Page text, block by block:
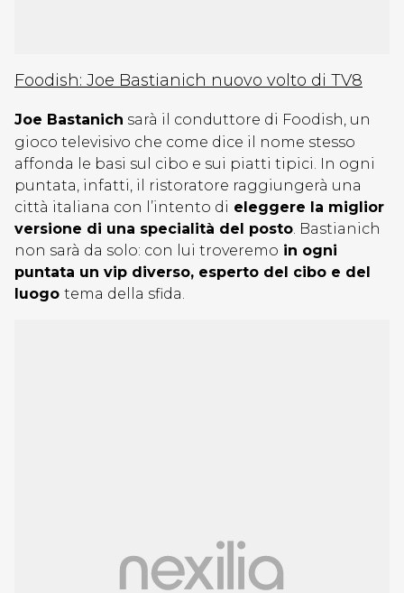
Foodish: Joe Bastianich nuovo volto di TV8
Joe Bastanich sarà il conduttore di Foodish, un
gioco televisivo che come dice il nome stesso
affonda le basi sul cibo e sui piatti tipici. In ogni
puntata, infatti, il ristoratore raggiungerà una
città italiana con l’intento di eleggere la miglior
versione di una specialità del posto. Bastianich
non sarà da solo: con lui troveremo in ogni
puntata un vip diverso, esperto del cibo e del
luogo tema della sfida.